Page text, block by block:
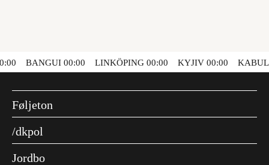
BANGUI 00:00 LINKÖPING 00:00 KYJIV 00:00 KABUL
Føljeton
/dkpol
Jordbo